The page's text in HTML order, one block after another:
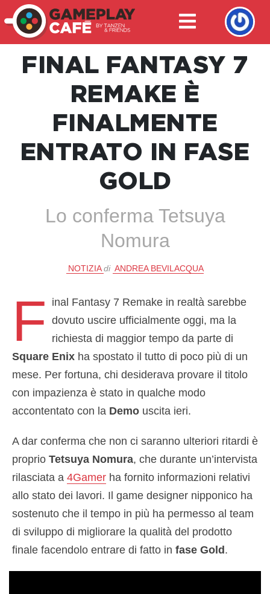
FINAL FANTASY 7
REMAKE È
FINALMENTE
ENTRATO IN FASE
GOLD
Lo conferma Tetsuya
Nomura
NOTIZIA di ANDREA BEVILACQUA
F
inal Fantasy 7 Remake in realtà sarebbe
dovuto uscire ufficialmente oggi, ma la
richiesta di maggior tempo da parte di
Square Enix ha spostato il tutto di poco più di un
mese. Per fortuna, chi desiderava provare il titolo
con impazienza è stato in qualche modo
accontentato con la Demo uscita ieri.
A dar conferma che non ci saranno ulteriori ritardi è
proprio Tetsuya Nomura, che durante un’intervista
rilasciata a 4Gamer ha fornito informazioni relativi
allo stato dei lavori. Il game designer nipponico ha
sostenuto che il tempo in più ha permesso al team
di sviluppo di migliorare la qualità del prodotto
finale facendolo entrare di fatto in fase Gold .